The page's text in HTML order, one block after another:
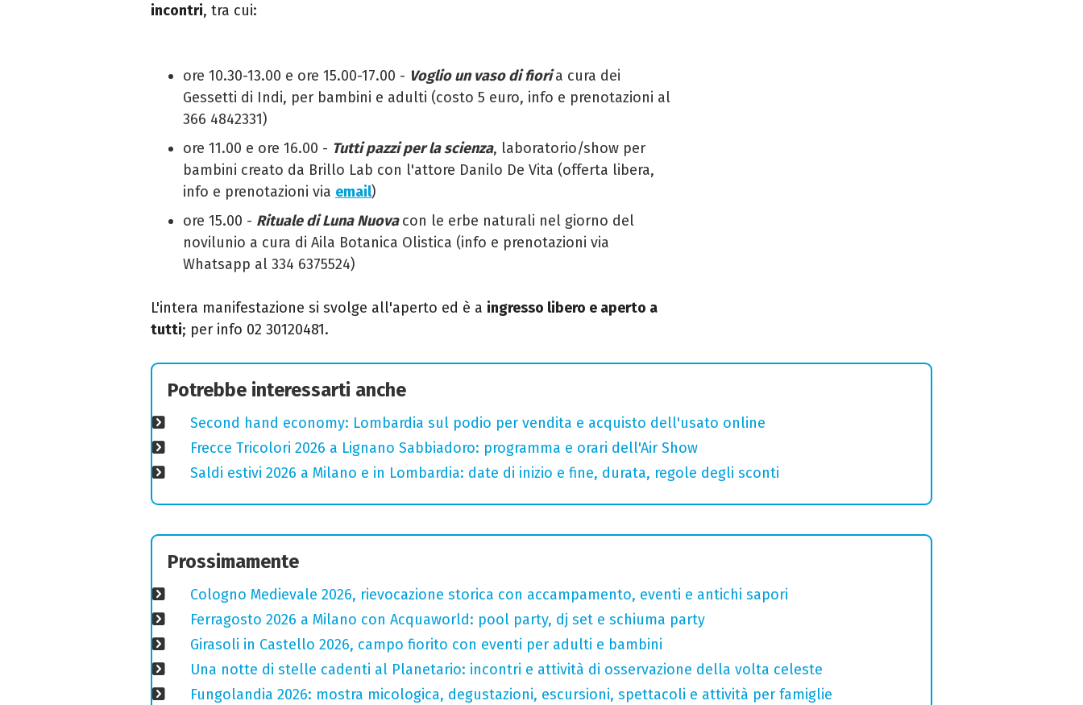
incontri, tra cui:
ore 10.30-13.00 e ore 15.00-17.00 - Voglio un vaso di fioria cura dei
Gessetti di Indi, per bambini e adulti (costo 5 euro, info e prenotazioni al
366 4842331)
ore 11.00 e ore 16.00 - Tutti pazzi per la scienza, laboratorio/show per
bambini creato da Brillo Lab con l'attore Danilo De Vita (offerta libera,
info e prenotazioni via email)
ore 15.00 - Rituale di Luna Nuovacon le erbe naturali nel giorno del
novilunio a cura di Aila Botanica Olistica (info e prenotazioni via
Whatsapp al 334 6375524)
L'intera manifestazione si svolge all'aperto ed è a ingresso libero e aperto a
tutti; per info 02 30120481.
Potrebbe interessarti anche
Second hand economy: Lombardia sul podio per vendita e acquisto dell'usato online
Frecce Tricolori 2026 a Lignano Sabbiadoro: programma e orari dell'Air Show
Saldi estivi 2026 a Milano e in Lombardia: date di inizio e fine, durata, regole degli sconti
Prossimamente
Cologno Medievale 2026, rievocazione storica con accampamento, eventi e antichi sapori
Ferragosto 2026 a Milano con Acquaworld: pool party, dj set e schiuma party
Girasoli in Castello 2026, campo fiorito con eventi per adulti e bambini
Una notte di stelle cadenti al Planetario: incontri e attività di osservazione della volta celeste
Fungolandia 2026: mostra micologica, degustazioni, escursioni, spettacoli e attività per famiglie